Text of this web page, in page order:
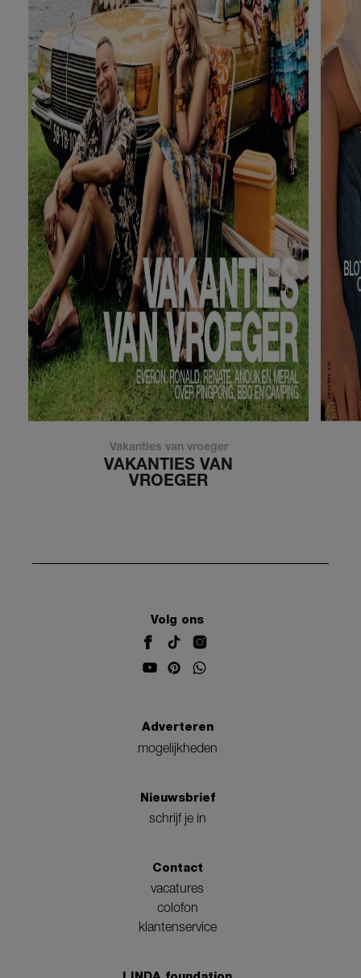
Vakanties van vroeger
VAKANTIES VAN
VROEGER
Volg ons
Adverteren
mogelijkheden
Nieuwsbrief
schrijf je in
Contact
vacatures
colofon
klantenservice